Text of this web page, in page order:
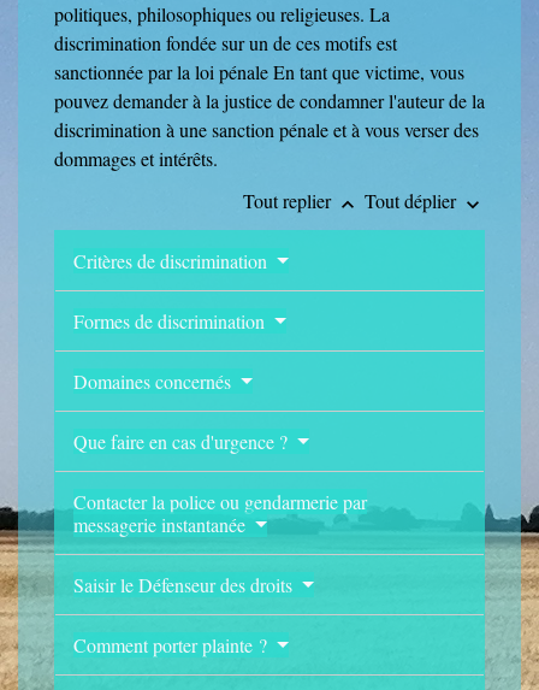
politiques, philosophiques ou religieuses. La
discrimination fondée sur un de ces motifs est
sanctionnée par la loi pénale En tant que victime, vous
pouvez demander à la justice de condamner l'auteur de la
discrimination à une sanction pénale et à vous verser des
dommages et intérêts.
Tout replier keyboard_arrow_up Tout déplier keyboard_arrow_down
Critères de discrimination
Formes de discrimination
Domaines concernés
Que faire en cas d'urgence ?
Contacter la police ou gendarmerie par
messagerie instantanée
Saisir le Défenseur des droits
Comment porter plainte ?